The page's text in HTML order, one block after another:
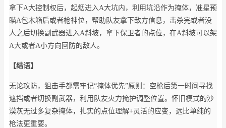
拿下A大控制权后，起烟进入A大坑内，利用坑沿作为掩体，准星预
瞄A包木箱后或者枪神位，帮助队友拿下敌方信息，击杀完或者没
人之后切换副武器进入A斜坡，拿下保卫者的点位，在A斜坡可以架
A大或者A小方向回防的敌人。
【结语】
无论攻防，狙击手都需牢记“掩体优先”原则：空枪后第一时间寻找
遮挡或者切换副武器，利用队友火力掩护调整位置。怀旧模式的沙
漠灰无过多复杂掩体，扎实的点位理解+灵活的应变，远比单纯的
枪法更重要。